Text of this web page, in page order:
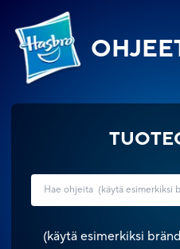
(käytä esimerkiksi